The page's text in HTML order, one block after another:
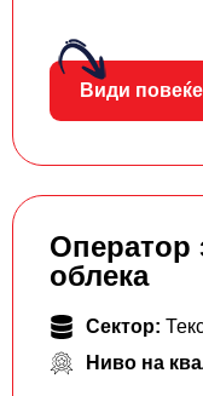
Види повеќе
Оператор
облека
Сектор:
Ниво на